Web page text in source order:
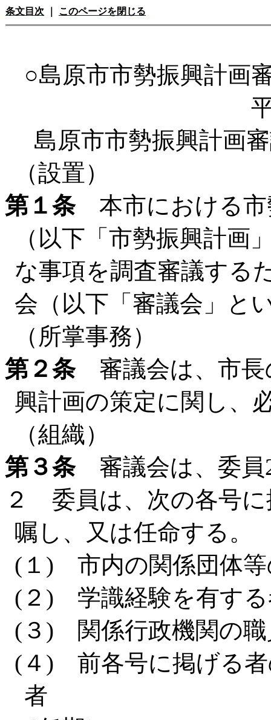
条文目次 このページを閉じる
○島原市市勢振興計画
島原市市勢振興計画
（設置）
第１条本市における市
（以下「市勢振興計画
な事項を調査審議する
会（以下「審議会」と
（所掌事務）
第２条審議会は、市長
興計画の策定に関し、
（組織）
第３条審議会は、委員
２ 委員は、次の各号
嘱し、又は任命する。
(１) 市内の関係団体等
(２) 学識経験を有す
(３) 関係行政機関の職
(４) 前各号に掲げる者
者